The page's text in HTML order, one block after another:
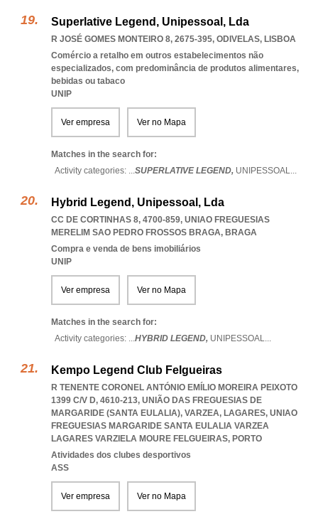
Superlative Legend, Unipessoal, Lda
R JOSÉ GOMES MONTEIRO 8, 2675-395, ODIVELAS, LISBOA
Comércio a retalho em outros estabelecimentos não
especializados, com predominância de produtos alimentares,
bebidas ou tabaco
UNIP
Ver empresa Ver no Mapa
Matches in the search for:
Activity categories: ...SUPERLATIVE LEGEND, UNIPESSOAL...
Hybrid Legend, Unipessoal, Lda
CC DE CORTINHAS 8, 4700-859, UNIAO FREGUESIAS
MERELIM SAO PEDRO FROSSOS BRAGA, BRAGA
Compra e venda de bens imobiliários
UNIP
Ver empresa Ver no Mapa
Matches in the search for:
Activity categories: ...HYBRID LEGEND, UNIPESSOAL...
Kempo Legend Club Felgueiras
R TENENTE CORONEL ANTÓNIO EMÍLIO MOREIRA PEIXOTO
1399 C/V D, 4610-213, UNIÃO DAS FREGUESIAS DE
MARGARIDE (SANTA EULALIA), VARZEA, LAGARES, UNIAO
FREGUESIAS MARGARIDE SANTA EULALIA VARZEA
LAGARES VARZIELA MOURE FELGUEIRAS, PORTO
Atividades dos clubes desportivos
ASS
Ver empresa Ver no Mapa